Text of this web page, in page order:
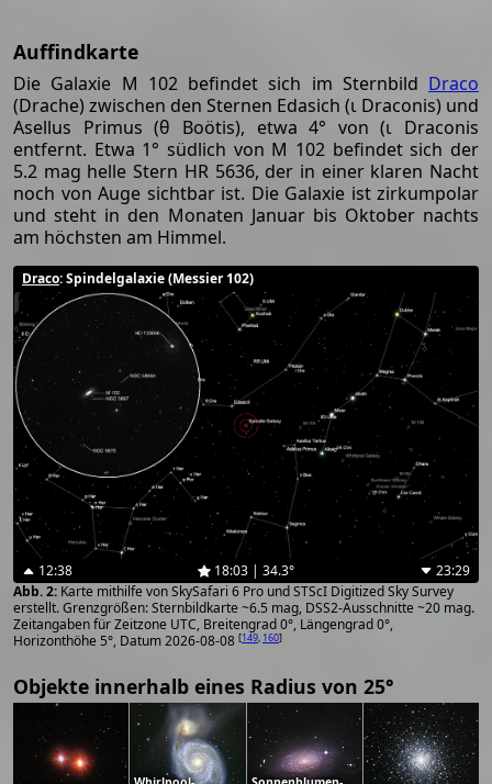
Auffindkarte
Die Galaxie M 102 befindet sich im Sternbild Draco
(Drache) zwischen den Sternen Edasich (ι Draconis) und
Asellus Primus (θ Boötis), etwa 4° von (ι Draconis
entfernt. Etwa 1° südlich von M 102 befindet sich der
5.2 mag helle Stern HR 5636, der in einer klaren Nacht
noch von Auge sichtbar ist. Die Galaxie ist zirkumpolar
und steht in den Monaten Januar bis Oktober nachts
am höchsten am Himmel.
Draco: Spindelgalaxie (Messier 102)
12:38 18:03 | 34.3°
23:29
Karte mithilfe von SkySafari 6 Pro und STScI Digitized Sky Survey
erstellt. Grenzgrößen: Sternbildkarte ~6.5 mag, DSS2-Ausschnitte ~20 mag.
Zeitangaben für Zeitzone UTC, Breitengrad 0°, Längengrad 0°,
Horizonthöhe 5°, Datum 2026-08-08 [149, 160]
Objekte innerhalb eines Radius von 25°